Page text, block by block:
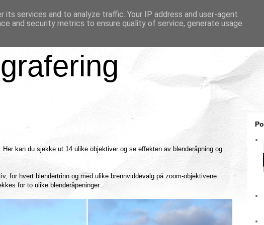
kan du sjekke ut 14 ulike objektiver og se effekten av blenderåpning og
for hvert blendertrinn og med ulike brennviddevalg på zoom-objektivene.
for to ulike blenderåpeninger:
services and to analyze traffic. Your IP address and user-agent
and security metrics to ensure quality of service, generate usage